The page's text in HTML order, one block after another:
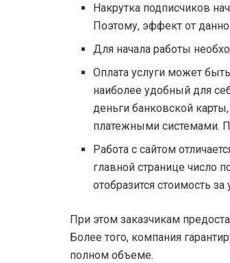
Накрутка подписчиков
Поэтому, эффект от
Для начала работы
Оплата услуги может
наиболее удобный для
деньги банковской
платежными системами.
Работа с сайтом
главной странице число
отобразится стоимость
При этом заказчикам
Более того, компания
полном объеме.